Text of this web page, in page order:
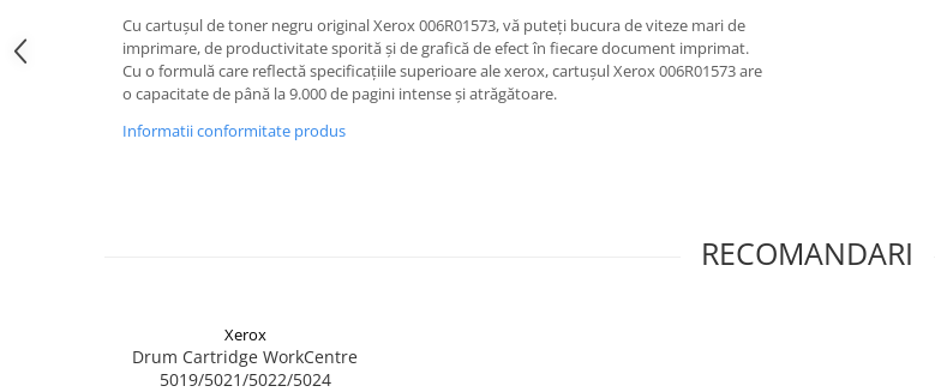
Cu cartușul de toner negru original Xerox 006R01573, vă puteți bucura de viteze mari de
imprimare, de productivitate sporită și de grafică de efect în fiecare document imprimat.
Cu o formulă care reflectă specificațiile superioare ale xerox, cartușul Xerox 006R01573 are
o capacitate de până la 9.000 de pagini intense și atrăgătoare.
Informatii conformitate produs
RECOMANDARI
Xerox
Drum Cartridge WorkCentre
5019/5021/5022/5024